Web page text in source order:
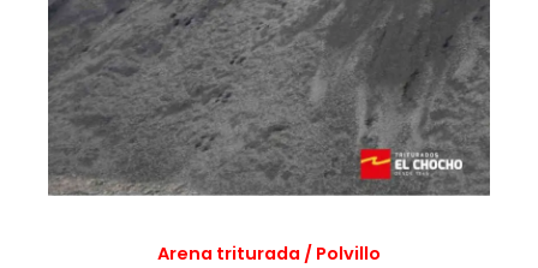
Arena triturada / Polvillo